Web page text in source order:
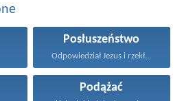
Posłuszeństwo
Odpowiedział Jezus i rzekł...
Podążać